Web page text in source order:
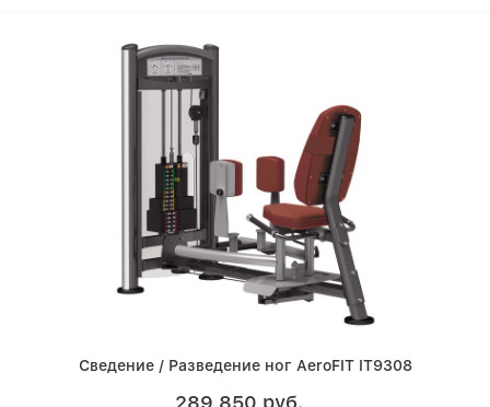
Сведение / Разведение ног AeroFIT IT9308
289 850 руб.